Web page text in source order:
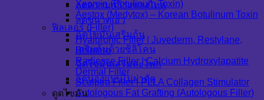
Xeomin (Botulinum Toxin)
Aestox (Medytox) – Korean Botulinum Toxin
ฟิลเลอร์ (Filler)
Hyaluronic Filler | Juvederm, Restylane,
Belotero
Radiesse Filler | Calcium Hydroxylapatite
Dermal Filler
Sculptra Filler | PLLA Collagen Stimulator
Autologous Fat Grafting (Autologous Filler)
ลดความกว้างของไหล่
ลดขนาดเอว
ฉีดไขมันเสริมก้น
เสริมก้นด้วยซิลิโคน
ฉีดไขมันเสริมสะโพก
ลดน่องแบบไม่ผ่าตัด
ดูดไขมัน